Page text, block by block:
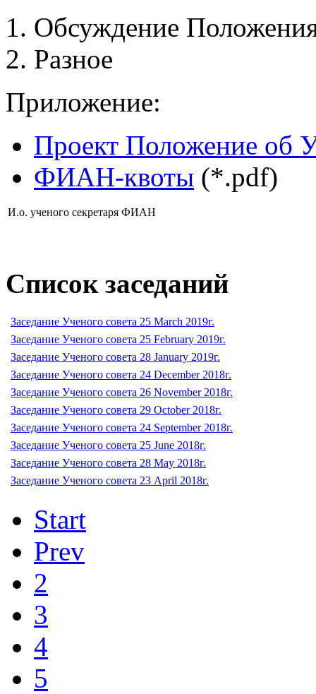
Обсуждение
Разное
Приложение:
Проект Положение об
ФИАН-квоты (*.pdf)
И.о. ученого секретаря ФИАН
Список заседаний
Заседание Ученого совета 25 March 2019г.
Заседание Ученого совета 25 February 2019г.
Заседание Ученого совета 28 January 2019г.
Заседание Ученого совета 24 December 2018г.
Заседание Ученого совета 26 November 2018г.
Заседание Ученого совета 29 October 2018г.
Заседание Ученого совета 24 September 2018г.
Заседание Ученого совета 25 June 2018г.
Заседание Ученого совета 28 May 2018г.
Заседание Ученого совета 23 April 2018г.
Start
Prev
2
3
4
5